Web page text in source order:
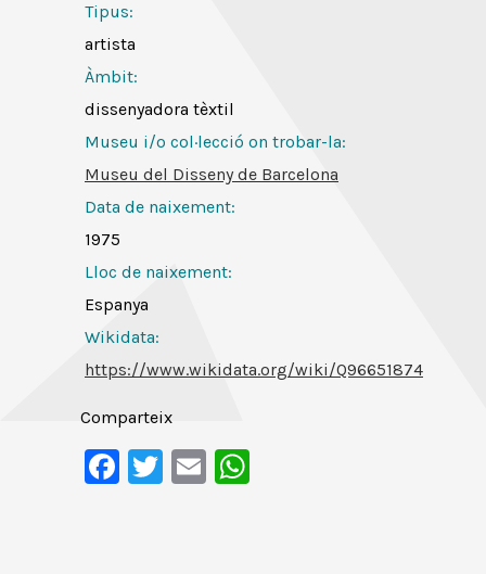
Tipus:
artista
Àmbit:
dissenyadora tèxtil
Museu i/o col·lecció on trobar-la:
Museu del Disseny de Barcelona
Data de naixement:
1975
Lloc de naixement:
Espanya
Wikidata:
https://www.wikidata.org/wiki/Q96651874
Comparteix
Facebook
Twitter
Email